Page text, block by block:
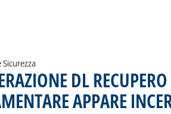
DL
APPARE